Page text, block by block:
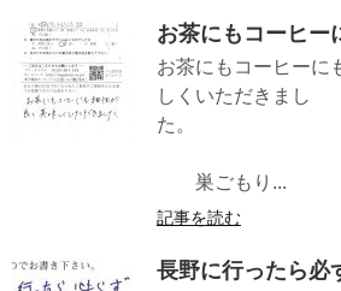
お茶にもコーヒー
お茶にもコーヒーに
しくいただきまし
た
（大阪府
巣ごもり...
記事を読む
長野に行ったら必